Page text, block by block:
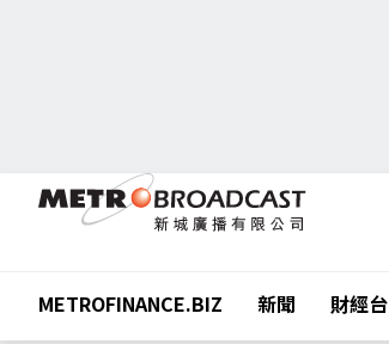
METROFINANCE.BIZ 新聞 財經台